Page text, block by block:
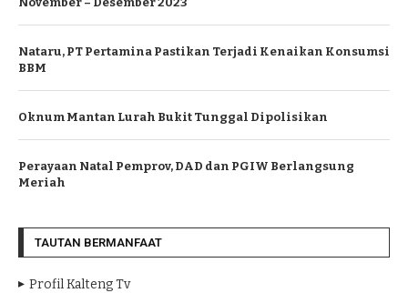
Nataru, PT Pertamina Pastikan Terjadi Kenaikan Konsumsi
BBM
Oknum Mantan Lurah Bukit Tunggal Dipolisikan
Perayaan Natal Pemprov, DAD dan PGIW Berlangsung
Meriah
TAUTAN BERMANFAAT
Profil Kalteng Tv